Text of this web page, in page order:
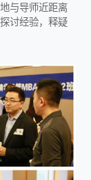
与导师近距离
讨经验，释疑